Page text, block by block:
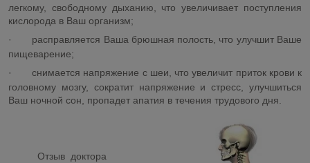
легкому, свободному дыханию, что увеличивает поступления
кислорода в Ваш организм;
·
расправляется Ваша брюшная полость, что улучшит Ваше
пищеварение;
·
снимается напряжение с шеи, что увеличит приток крови к
головному мозгу, сократит напряжение и стресс, улучшиться
Ваш ночной сон, пропадет апатия в течения трудового дня.
Отзыв доктора